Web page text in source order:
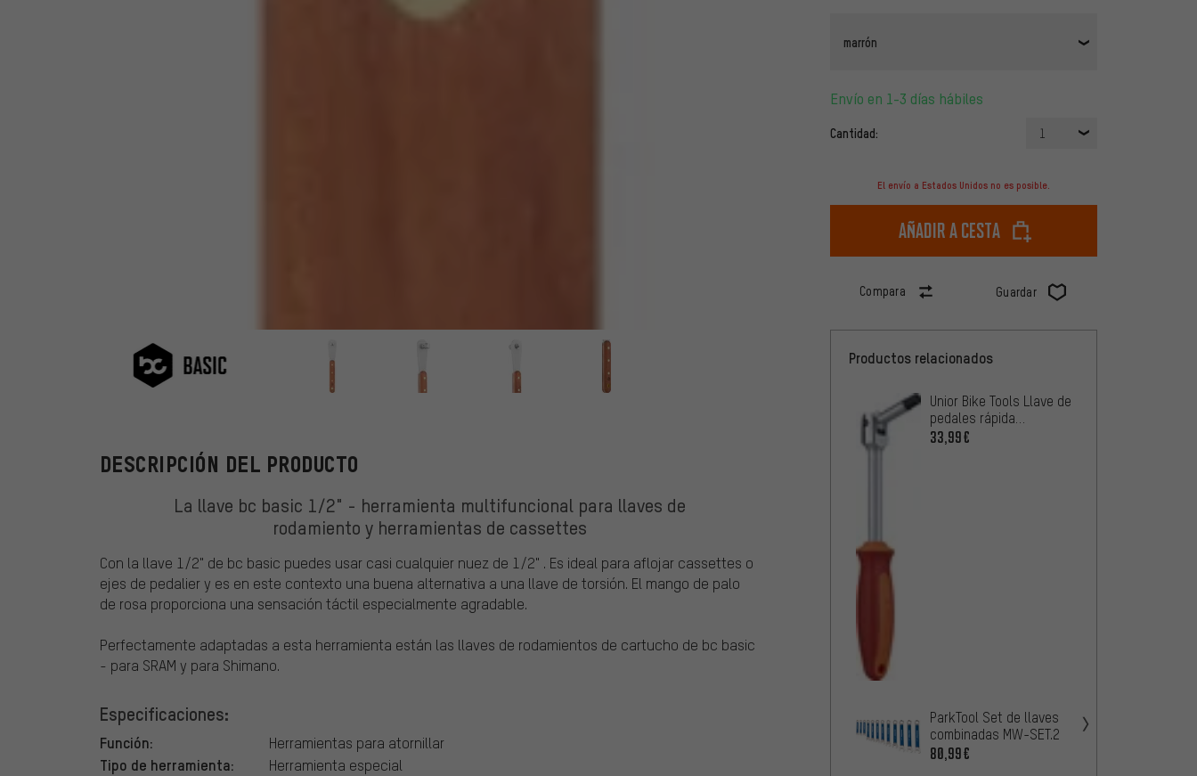
marrón
Envío en 1-3 días hábiles
Cantidad: 1
El envío a Estados Unidos no es posible.
Añadir a cesta
Compara Guardar
bc basic
DESCRIPCIÓN DEL PRODUCTO
La llave bc basic 1/2" - herramienta multifuncional para llaves de
rodamiento y herramientas de cassettes
Con la llave 1/2" de bc basic puedes usar casi cualquier nuez de 1/2" . Es ideal para aflojar cassettes o
ejes de pedalier y es en este contexto una buena alternativa a una llave de torsión. El mango de palo
de rosa proporciona una sensación táctil especialmente agradable.
Perfectamente adaptadas a esta herramienta están las llaves de rodamientos de cartucho de bc basic
- para SRAM y para Shimano.
Especificaciones:
Función: Herramientas para atornillar
Tipo de herramienta: Herramienta especial
Productos relacionados
Unior Bike Tools Llave de
pedales rápida
1613S/1BI
33,99€
ParkTool Set de llaves
combinadas MW-SET.2
80,99€